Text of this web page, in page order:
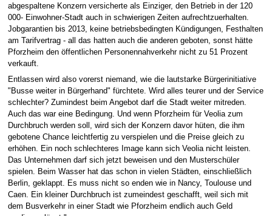
abgespaltene Konzern versicherte als Einziger, den Betrieb in der 120
000- Einwohner-Stadt auch in schwierigen Zeiten aufrechtzuerhalten.
Jobgarantien bis 2013, keine betriebsbedingten Kündigungen, Festhalten
am Tarifvertrag - all das hatten auch die anderen geboten, sonst hätte
Pforzheim den öffentlichen Personennahverkehr nicht zu 51 Prozent
verkauft.
Entlassen wird also vorerst niemand, wie die lautstarke Bürgerinitiative
"Busse weiter in Bürgerhand" fürchtete. Wird alles teurer und der Service
schlechter? Zumindest beim Angebot darf die Stadt weiter mitreden.
Auch das war eine Bedingung. Und wenn Pforzheim für Veolia zum
Durchbruch werden soll, wird sich der Konzern davor hüten, die ihm
gebotene Chance leichtfertig zu verspielen und die Preise gleich zu
erhöhen. Ein noch schlechteres Image kann sich Veolia nicht leisten.
Das Unternehmen darf sich jetzt beweisen und den Musterschüler
spielen. Beim Wasser hat das schon in vielen Städten, einschließlich
Berlin, geklappt. Es muss nicht so enden wie in Nancy, Toulouse und
Caen. Ein kleiner Durchbruch ist zumeindest geschafft, weil sich mit
dem Busverkehr in einer Stadt wie Pforzheim endlich auch Geld